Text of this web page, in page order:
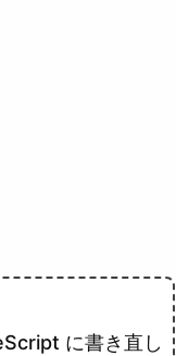
に書き直し